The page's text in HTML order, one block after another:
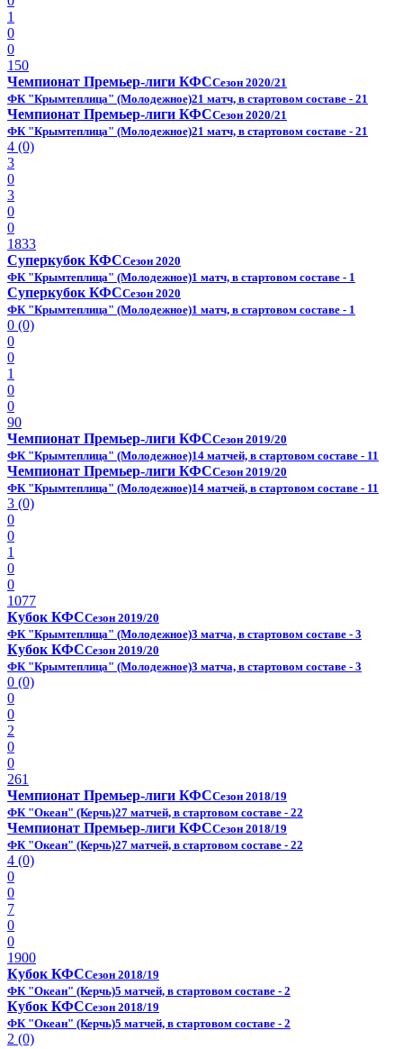
1
0
0
150
Чемпионат Премьер-лиги КФССезон 2020/21
ФК "Крымтеплица" (Молодежное)21 матч, в стартовом составе - 21
Чемпионат Премьер-лиги КФССезон 2020/21
ФК "Крымтеплица" (Молодежное)21 матч, в стартовом составе - 21
4 (0)
3
0
3
0
0
1833
Суперкубок КФССезон 2020
ФК "Крымтеплица" (Молодежное)1 матч, в стартовом составе - 1
Суперкубок КФССезон 2020
ФК "Крымтеплица" (Молодежное)1 матч, в стартовом составе - 1
0 (0)
0
0
1
0
0
90
Чемпионат Премьер-лиги КФССезон 2019/20
ФК "Крымтеплица" (Молодежное)14 матчей, в стартовом составе - 11
Чемпионат Премьер-лиги КФССезон 2019/20
ФК "Крымтеплица" (Молодежное)14 матчей, в стартовом составе - 11
3 (0)
0
0
1
0
0
1077
Кубок КФССезон 2019/20
ФК "Крымтеплица" (Молодежное)3 матча, в стартовом составе - 3
Кубок КФССезон 2019/20
ФК "Крымтеплица" (Молодежное)3 матча, в стартовом составе - 3
0 (0)
0
0
2
0
0
261
Чемпионат Премьер-лиги КФССезон 2018/19
ФК "Океан" (Керчь)27 матчей, в стартовом составе - 22
Чемпионат Премьер-лиги КФССезон 2018/19
ФК "Океан" (Керчь)27 матчей, в стартовом составе - 22
4 (0)
0
0
7
0
0
1900
Кубок КФССезон 2018/19
ФК "Океан" (Керчь)5 матчей, в стартовом составе - 2
Кубок КФССезон 2018/19
ФК "Океан" (Керчь)5 матчей, в стартовом составе - 2
2 (0)